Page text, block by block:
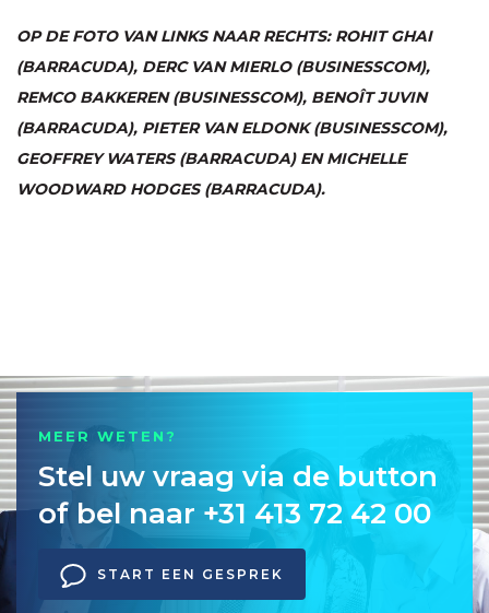
OP DE FOTO VAN LINKS NAAR RECHTS: ROHIT GHAI
(BARRACUDA), DERC VAN MIERLO (BUSINESSCOM),
REMCO BAKKEREN (BUSINESSCOM), BENOÎT JUVIN
(BARRACUDA), PIETER VAN ELDONK (BUSINESSCOM),
GEOFFREY WATERS (BARRACUDA) EN MICHELLE
WOODWARD HODGES (BARRACUDA).
MEER WETEN?
Stel uw vraag via de button
of bel naar +31 413 72 42 00
START EEN GESPREK